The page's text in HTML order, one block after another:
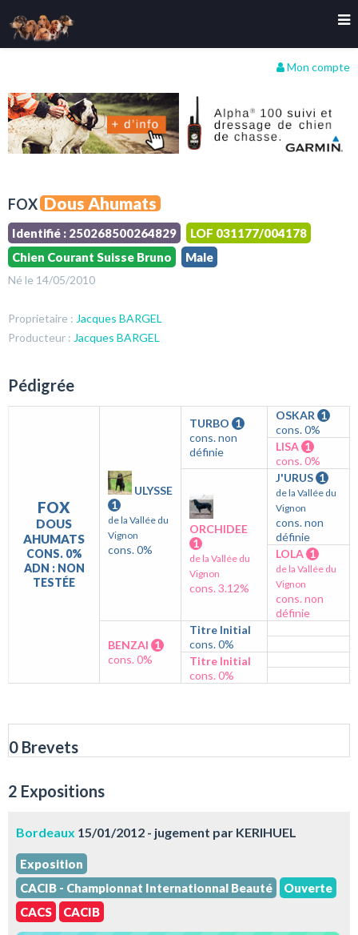
Mon compte
FOX Dous Ahumats
Identifié : 250268500264829
LOF 031177/004178
Chien Courant Suisse Bruno
Male
Né le 14/05/2010
Proprietaire : Jacques BARGEL
Producteur : Jacques BARGEL
Pédigrée
FOX
DOUS
AHUMATS
CONS. 0%
ADN : NON
TESTÉE
ULYSSE
1
de la Vallée du
Vignon
cons. 0%
TURBO 1
cons. non
définie
OSKAR 1
cons. 0%
LISA 1
cons. 0%
ORCHIDEE
1
de la Vallée du
Vignon
cons. 3.12%
J'URUS 1
de la Vallée du
Vignon
cons. non
définie
LOLA 1
de la Vallée du
Vignon
cons. non
définie
BENZAI 1
cons. 0%
Titre Initial
cons. 0%
Titre Initial
cons. 0%
0 Brevets
2 Expositions
Bordeaux 15/01/2012 - jugement par KERIHUEL
Exposition
CACIB - Championnat Internationnal Beauté
Ouverte
CACS
CACIB